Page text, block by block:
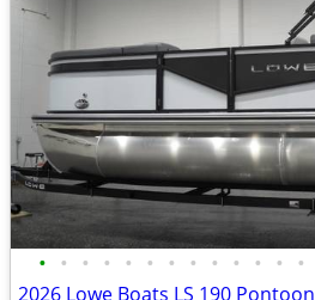
• • • • • • • • • • • • •
2026 Lowe Boats LS 190 Pontoon